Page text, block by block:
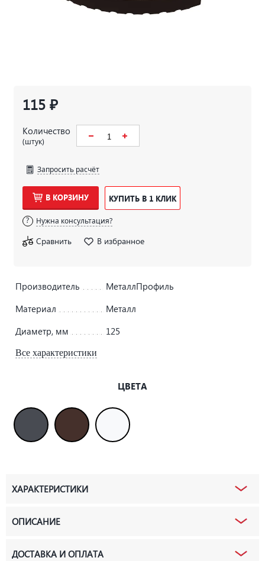
115 ₽
Количество
(штук)
Запросить расчёт
В КОРЗИНУ КУПИТЬ В 1 КЛИК
Нужна консультация?
Сравнить В избранное
Производитель
МеталлПрофиль
Материал
Металл
Диаметр, мм
125
Все характеристики
ЦВЕТА
ХАРАКТЕРИСТИКИ
ОПИСАНИЕ
ДОСТАВКА И ОПЛАТА